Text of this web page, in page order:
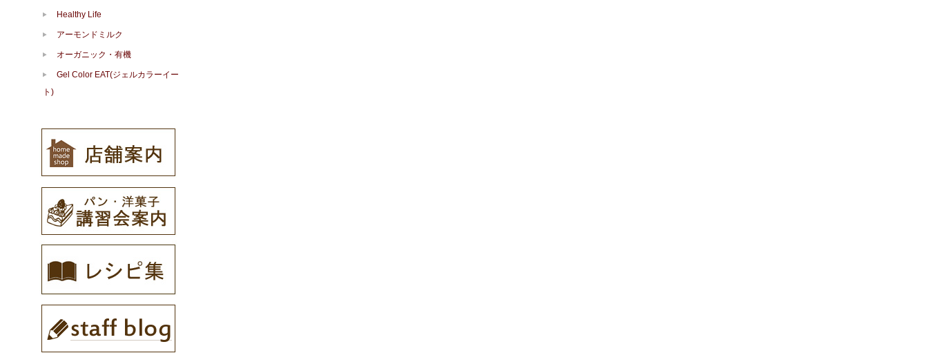
Healthy Life
アーモンドミルク
オーガニック・有機
Gel Color EAT(ジェルカラーイー
ト)